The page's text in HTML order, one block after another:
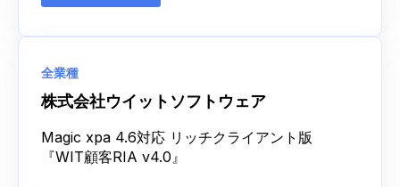
全業種
株式会社ウイットソフトウェア
Magic xpa 4.6対応 リッチクライアント版
『WIT顧客RIA v4.0』